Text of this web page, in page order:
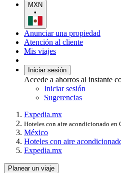
MXN
•
Anunciar una propiedad
Atención al cliente
Mis viajes
Iniciar sesión
Accede a ahorros al instante
Iniciar sesión
Sugerencias
Expedia.mx
Hoteles con aire acondicionado en
México
Hoteles con aire
Expedia.mx
Planear un viaje